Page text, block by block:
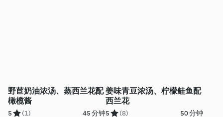
野苣奶油浓汤、蒸西兰花配
橄榄酱
5 (1) 45 分钟
姜味青豆浓汤、柠檬鲑鱼配
西兰花
5 (8) 50 分钟